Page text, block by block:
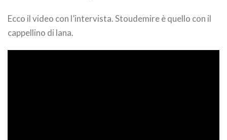
Ecco il video con l’intervista. Stoudemire è quello con il
cappellino di lana.